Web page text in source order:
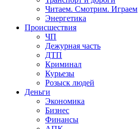
Читаем. Смотрим. Играем
Энергетика
Происшествия
ЧП
Дежурная часть
ДТП
Криминал
Курьезы
Розыск людей
Деньги
Экономика
Бизнес
Финансы